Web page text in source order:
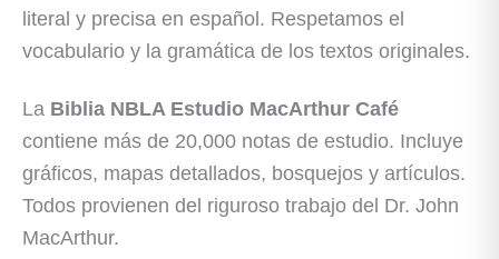
literal y precisa en español. Respetamos el
vocabulario y la gramática de los textos originales.
La Biblia NBLA Estudio MacArthur Café
contiene más de 20,000 notas de estudio. Incluye
gráficos, mapas detallados, bosquejos y artículos.
Todos provienen del riguroso trabajo del Dr. John
MacArthur.